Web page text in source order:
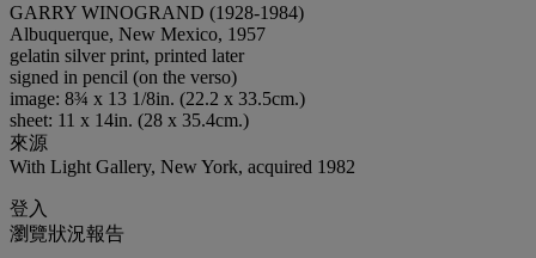
GARRY WINOGRAND (1928-1984)
Albuquerque, New Mexico, 1957
gelatin silver print, printed later
signed in pencil (on the verso)
image: 8¾ x 13 1/8in. (22.2 x 33.5cm.)
sheet: 11 x 14in. (28 x 35.4cm.)
來源
With Light Gallery, New York, acquired 1982
登入
瀏覽狀況報告